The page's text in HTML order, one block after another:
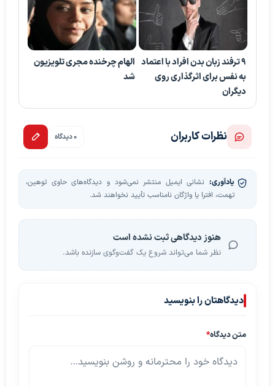
۹ ترفند زبان بدن افراد با اعتماد
به نفس برای اثرگذاری روی
دیگران
الهام چرخنده مجری تلویزیون
شد
نظرات کاربران 0 دیدگاه
یادآوری: نشانی ایمیل منتشر نمی‌شود و دیدگاه‌های حاوی توهین،
تهمت، افترا یا واژگان نامناسب تأیید نخواهند شد.
هنوز دیدگاهی ثبت نشده است
نظر شما می‌تواند شروع یک گفت‌وگوی سازنده باشد.
دیدگاهتان را بنویسید
متن دیدگاه*